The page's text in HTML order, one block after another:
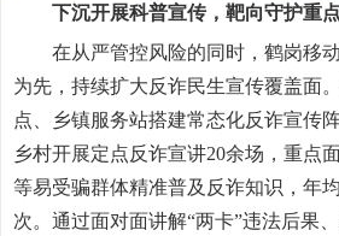
下沉开展科普宣传，靶向守护重
在从严管控风险的同时，鹤岗移
为先，持续扩大反诈民生宣传覆盖面
点、乡镇服务站搭建常态化反诈宣传
乡村开展定点反诈宣讲20余场，重点
等易受骗群体精准普及反诈知识，年
次。通过面对面讲解“两卡”违法后果